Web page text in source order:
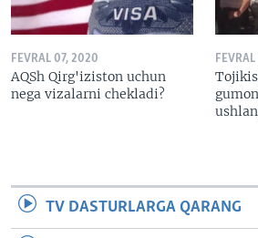
FEVRAL 07, 2020
AQSh Qirg'iziston uchun
nega vizalarni chekladi?
TV DASTURLARGA QARANG